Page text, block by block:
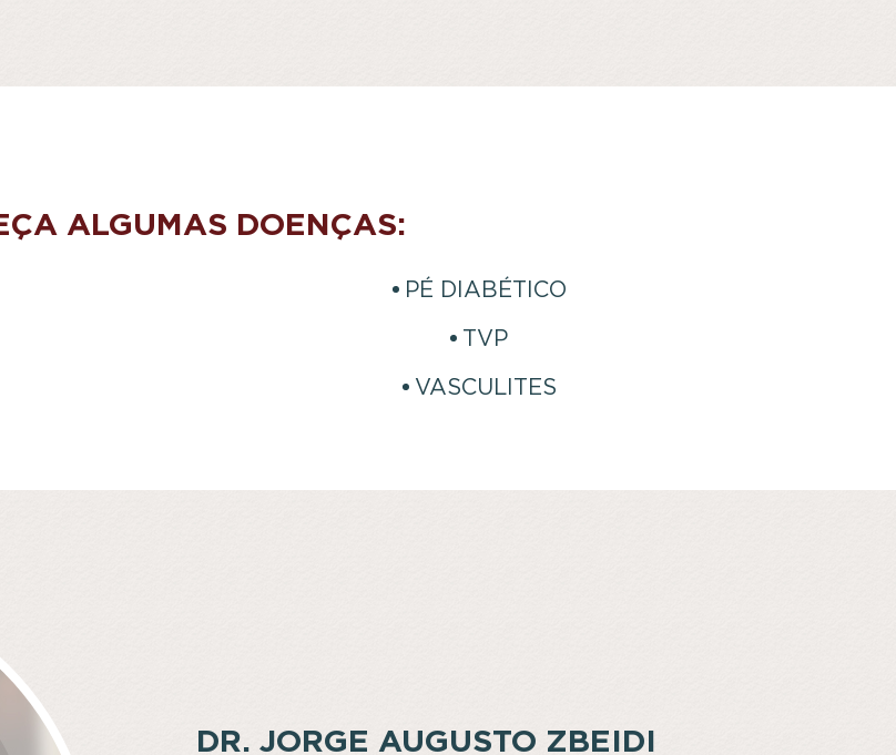
ALGUMAS DOENÇAS:
PÉ DIABÉTICO
TVP
VASCULITES
DR. JORGE AUGUSTO ZBEIDI